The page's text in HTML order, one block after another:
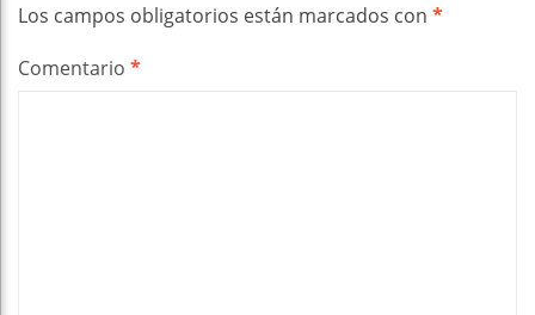
Los campos obligatorios están marcados con *
Comentario *